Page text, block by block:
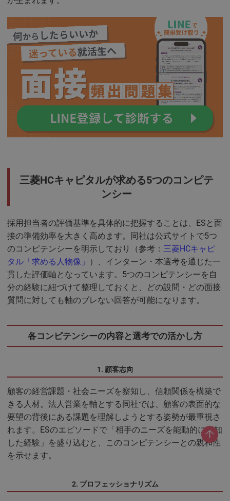
三菱HCキャピタルが求める5つのコンピテ
ンシー
採用担当者の評価基準を具体的に把握することは、ESと面
接の準備効率を大きく高めます。同社は公式サイトで5つ
のコンピテンシーを明示しており（参考： 三菱HCキャピ
タル「求める人物像」 ）、インターン・本選考を通じた一
貫した評価軸となっています。5つのコンピテンシーを自
分の経験に紐づけて整理しておくと、どの設問・どの面接
質問に対しても軸のブレない回答が可能になります。
各コンピテンシーの内容と選考での活かし方
1. 顧客志向
顧客の経営課題・社会ニーズを察知し、信頼関係を構築で
きる人材。法人営業を軸とする同社では、顧客の表面的な
要望の背後にある課題を理解しようとする姿勢が最重視さ
れます。ESのエピソードで「相手のニーズを能動的に察知
した経験」を盛り込むと、このコンピテンシーとの親和性
を示せます。
2. プロフェッショナリズム